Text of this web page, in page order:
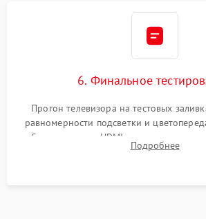
6. Финальное
Прогон телевизора на тестовых
равномерности подсветки и
работы разъемов HDMI, динамиков,
в рабочем режиме в течение
Подробнее